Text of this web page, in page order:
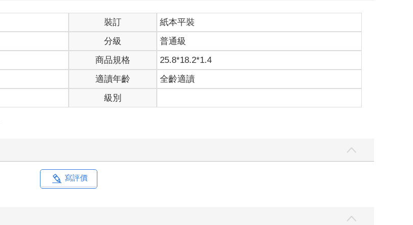
裝訂
紙本平裝
分級
普通級
商品規格
25.8*18.2*1.4
適讀年齡
全齡適讀
級別
寫評價